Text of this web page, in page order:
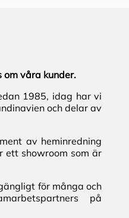
om våra kunder.
1985, idag har vi
och delar av
av heminredning
ett showroom som är
för många och
på